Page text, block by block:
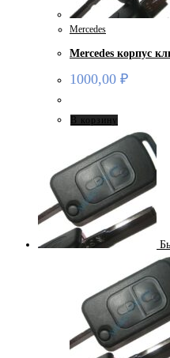
Mercedes
Mercedes корпус
1000,00 ₽
В корзину